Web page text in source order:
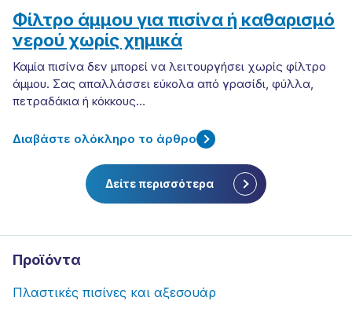
Φίλτρο άμμου για πισίνα ή καθαρισμό
νερού χωρίς χημικά
Καμία πισίνα δεν μπορεί να λειτουργήσει χωρίς φίλτρο
άμμου. Σας απαλλάσσει εύκολα από γρασίδι, φύλλα,
πετραδάκια ή κόκκους…
Διαβάστε ολόκληρο το άρθρο
Δείτε περισσότερα
Προϊόντα
Πλαστικές πισίνες και αξεσουάρ